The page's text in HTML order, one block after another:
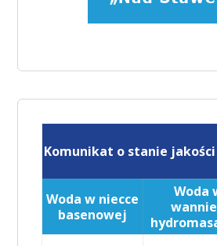
Komunikat o stanie
Woda w niecce
basenowej
Woda